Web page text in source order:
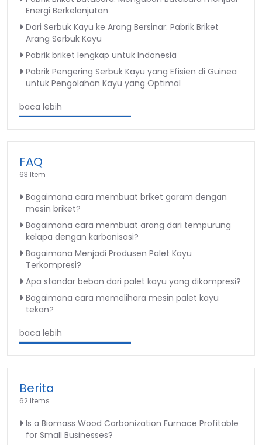
Energi Berkelanjutan
Dari Serbuk Kayu ke Arang Bersinar: Pabrik Briket
Arang Serbuk Kayu
Pabrik briket lengkap untuk Indonesia
Pabrik Pengering Serbuk Kayu yang Efisien di Guinea
untuk Pengolahan Kayu yang Optimal
baca lebih
FAQ
63 Item
Bagaimana cara membuat briket garam dengan
mesin briket?
Bagaimana cara membuat arang dari tempurung
kelapa dengan karbonisasi?
Bagaimana Menjadi Produsen Palet Kayu
Terkompresi?
Apa standar beban dari palet kayu yang dikompresi?
Bagaimana cara memelihara mesin palet kayu
tekan?
baca lebih
Berita
62 Items
Is a Biomass Wood Carbonization Furnace Profitable
for Small Businesses?